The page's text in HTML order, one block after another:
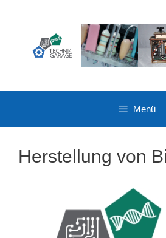
Menü
Herstellung von